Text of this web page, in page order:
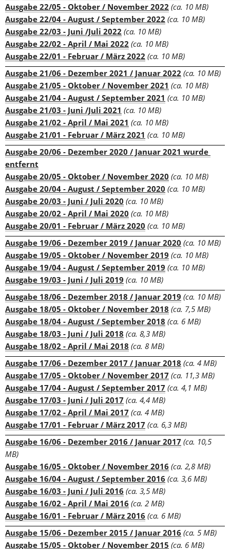
Ausgabe 22/05 - Oktober / November 2022 (ca. 10 MB)
Ausgabe 22/04 - August / September 2022 (ca. 10 MB)
Ausgabe 22/03 - Juni /Juli 2022 (ca. 10 MB)
Ausgabe 22/02 - April / Mai 2022 (ca. 10 MB)
Ausgabe 22/01 - Februar / März 2022 (ca. 10 MB)
Ausgabe 21/06 - Dezember 2021 / Januar 2022 (ca. 10 MB)
Ausgabe 21/05 - Oktober / November 2021 (ca. 10 MB)
Ausgabe 21/04 - August / September 2021 (ca. 10 MB)
Ausgabe 21/03 - Juni /Juli 2021 (ca. 10 MB)
Ausgabe 21/02 - April / Mai 2021 (ca. 10 MB)
Ausgabe 21/01 - Februar / März 2021 (ca. 10 MB)
Ausgabe 20/06 - Dezember 2020 / Januar 2021 wurde
entfernt
Ausgabe 20/05 - Oktober / November 2020 (ca. 10 MB)
Ausgabe 20/04 - August / September 2020 (ca. 10 MB)
Ausgabe 20/03 - Juni / Juli 2020 (ca. 10 MB)
Ausgabe 20/02 - April / Mai 2020 (ca. 10 MB)
Ausgabe 20/01 - Februar / März 2020 (ca. 10 MB)
Ausgabe 19/06 - Dezember 2019 / Januar 2020 (ca. 10 MB)
Ausgabe 19/05 - Oktober / November 2019 (ca. 10 MB)
Ausgabe 19/04 - August / September 2019 (ca. 10 MB)
Ausgabe 19/03 - Juni / Juli 2019 (ca. 10 MB)
Ausgabe 18/06 - Dezember 2018 / Januar 2019 (ca. 10 MB)
Ausgabe 18/05 - Oktober / November 2018 (ca. 7,5 MB)
Ausgabe 18/04 - August / September 2018 (ca. 6 MB)
Ausgabe 18/03 - Juni / Juli 2018 (ca. 8,3 MB)
Ausgabe 18/02 - April / Mai 2018 (ca. 8 MB)
Ausgabe 17/06 - Dezember 2017 / Januar 2018 (ca. 4 MB)
Ausgabe 17/05 - Oktober / November 2017 (ca. 11,3 MB)
Ausgabe 17/04 - August / September 2017 (ca. 4,1 MB)
Ausgabe 17/03 - Juni / Juli 2017 (ca. 4,4 MB)
Ausgabe 17/02 - April / Mai 2017 (ca. 4 MB)
Ausgabe 17/01 - Februar / März 2017 (ca. 6,3 MB)
Ausgabe 16/06 - Dezember 2016 / Januar 2017 (ca. 10,5
MB)
Ausgabe 16/05 - Oktober / November 2016 (ca. 2,8 MB)
Ausgabe 16/04 - August / September 2016 (ca. 3,6 MB)
Ausgabe 16/03 - Juni / Juli 2016 (ca. 3,5 MB)
Ausgabe 16/02 - April / Mai 2016 (ca. 2 MB)
Ausgabe 16/01 - Februar / März 2016 (ca. 6 MB)
Ausgabe 15/06 - Dezember 2015 / Januar 2016 (ca. 5 MB)
Ausgabe 15/05 - Oktober / November 2015 (ca. 6 MB)